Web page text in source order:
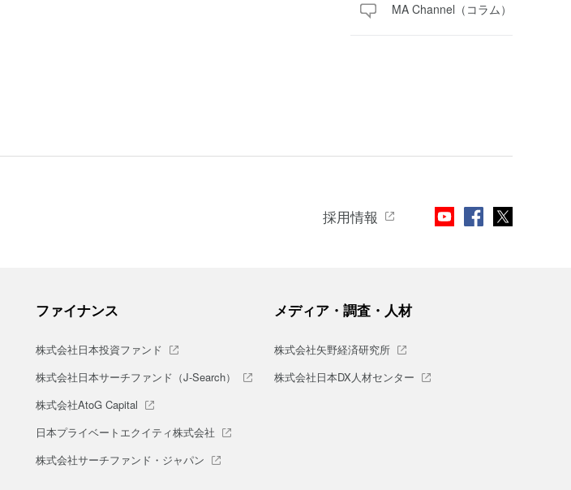
MA Channel（コラム）
採用情報
ファイナンス
株式会社日本投資ファンド
株式会社日本サーチファンド（J-Search）
株式会社AtoG Capital
日本プライベートエクイティ株式会社
株式会社サーチファンド・ジャパン
メディア・調査・人材
株式会社矢野経済研究所
株式会社日本DX人材センター